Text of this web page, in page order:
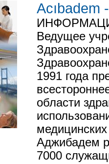
Ведущее
1991 года
области
Аджибадем
7000